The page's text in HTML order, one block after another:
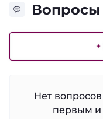
Вопросы
Нет
первым и